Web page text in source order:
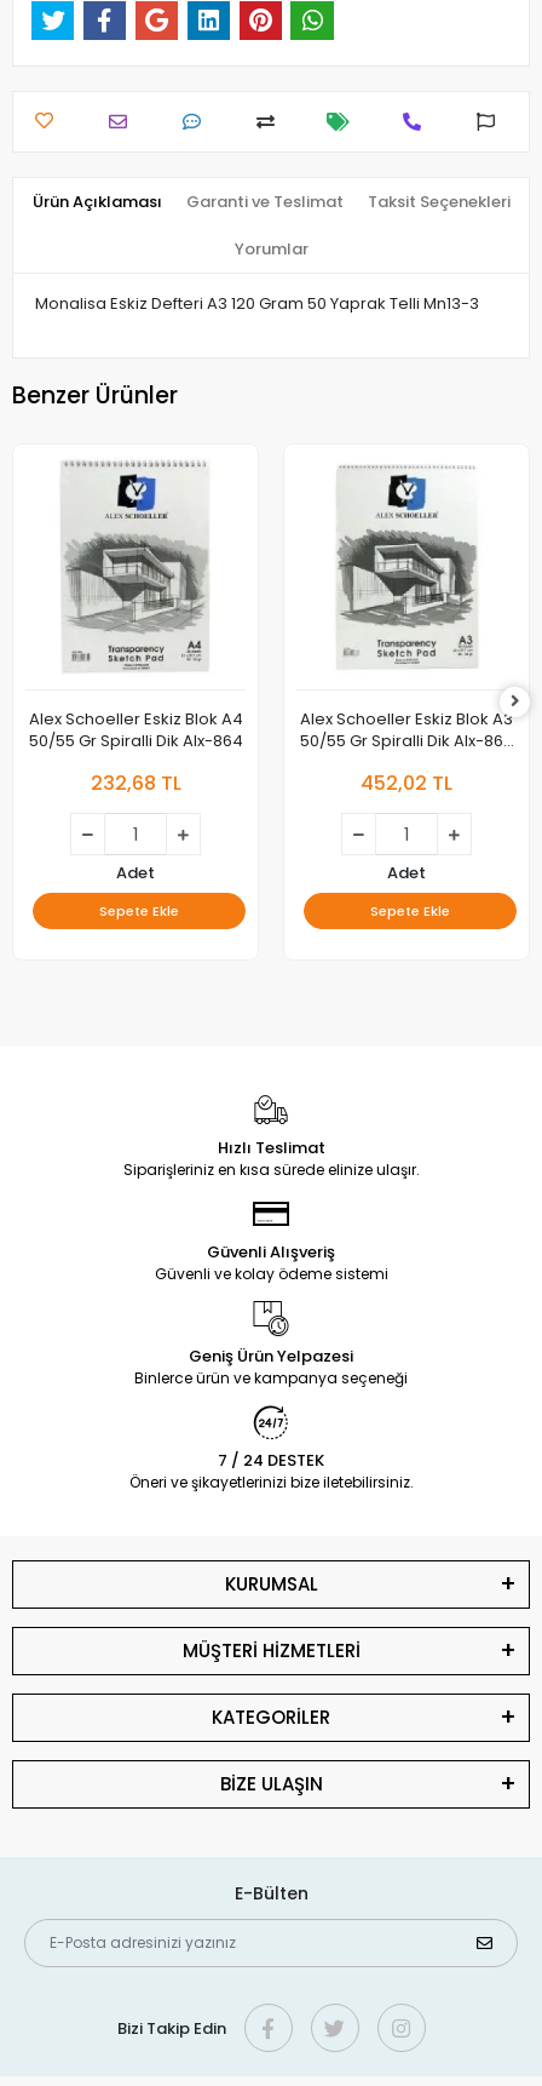
Ürün Açıklaması Garanti ve Teslimat Taksit Seçenekleri
Yorumlar
Monalisa Eskiz Defteri A3 120 Gram 50 Yaprak Telli Mn13-3
Benzer Ürünler
Alex Schoeller Eskiz Blok A4
50/55 Gr Spiralli Dik Alx-864
232,68 TL
Adet
Sepete Ekle
Alex Schoeller Eskiz Blok A3
50/55 Gr Spiralli Dik Alx-863
452,02 TL
Adet
Sepete Ekle
Hızlı Teslimat
Siparişleriniz en kısa sürede elinize ulaşır.
Güvenli Alışveriş
Güvenli ve kolay ödeme sistemi
Geniş Ürün Yelpazesi
Binlerce ürün ve kampanya seçeneği
7 / 24 DESTEK
Öneri ve şikayetlerinizi bize iletebilirsiniz.
KURUMSAL
MÜŞTERİ HİZMETLERİ
KATEGORİLER
BİZE ULAŞIN
E-Bülten
Bizi Takip Edin